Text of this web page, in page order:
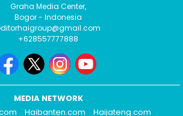
Graha Media Center,
Bogor - Indonesia
+628557777888
MEDIA NETWORK
Haibanten.com Haijateng.com